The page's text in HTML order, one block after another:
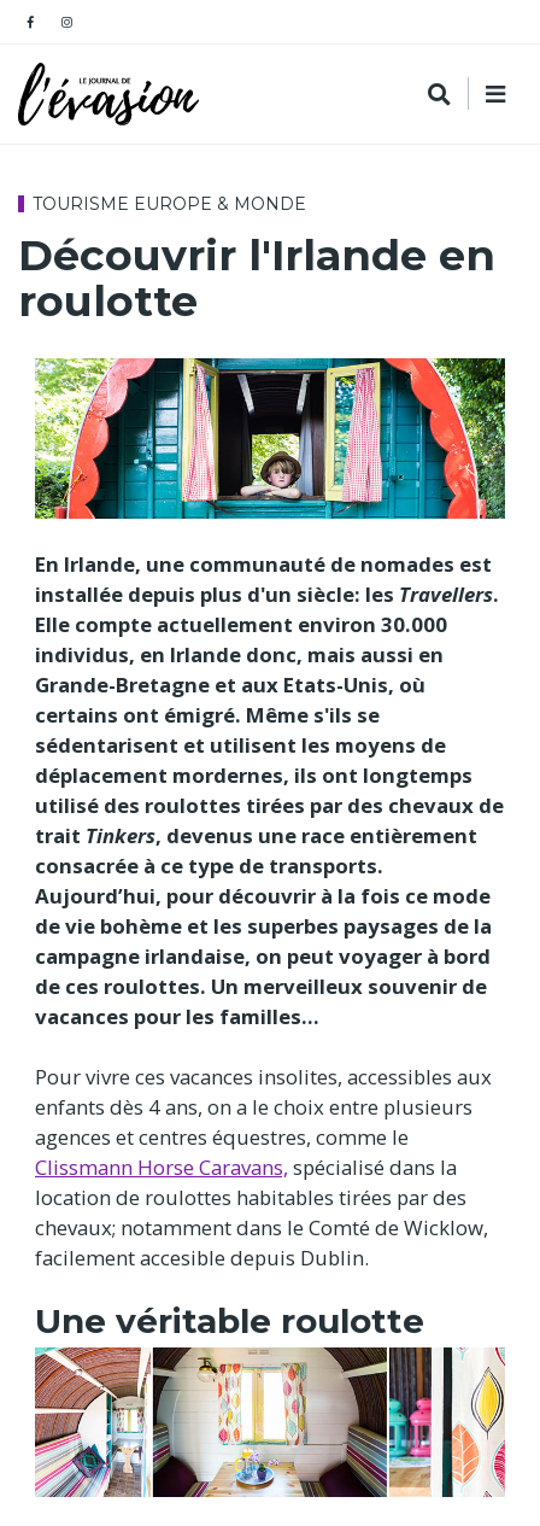
TOURISME EUROPE & MONDE
Découvrir l'Irlande en
roulotte
En Irlande, une communauté de nomades est
installée depuis plus d'un siècle: les Travellers.
Elle compte actuellement environ 30.000
individus, en Irlande donc, mais aussi en
Grande-Bretagne et aux Etats-Unis, où
certains ont émigré. Même s'ils se
sédentarisent et utilisent les moyens de
déplacement mordernes, ils ont longtemps
utilisé des roulottes tirées par des chevaux de
trait Tinkers, devenus une race entièrement
consacrée à ce type de transports.
Aujourd’hui, pour découvrir à la fois ce mode
de vie bohème et les superbes paysages de la
campagne irlandaise, on peut voyager à bord
de ces roulottes. Un merveilleux souvenir de
vacances pour les familles...
Pour vivre ces vacances insolites, accessibles aux
enfants dès 4 ans, on a le choix entre plusieurs
agences et centres équestres, comme le
Clissmann Horse Caravans, spécialisé dans la
location de roulottes habitables tirées par des
chevaux; notamment dans le Comté de Wicklow,
facilement accesible depuis Dublin.
Une véritable roulotte